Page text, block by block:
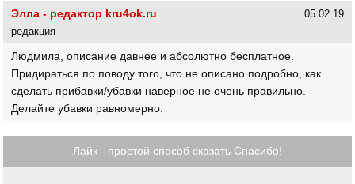
Элла - редактор kru4ok.ru
редакция
05.02.19
Людмила, описание давнее и абсолютно бесплатное.
Придираться по поводу того, что не описано подробно, как
сделать прибавки/убавки наверное не очень правильно.
Делайте убавки равномерно.
Лайк - простой способ сказать Спасибо!